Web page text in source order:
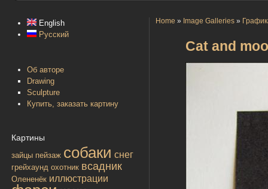
English
Русский
Об авторе
Drawing
Sculpture
Купить, заказать картину
Картины
зайцы пейзаж собаки снег
грейхаунд охотник всадник
Олененёк иллюстрации
Home » Image Galleries »
Cat and